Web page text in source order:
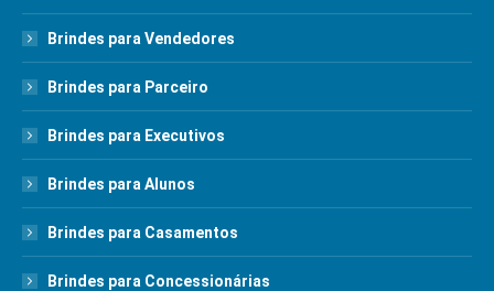
Brindes para Vendedores
Brindes para Parceiro
Brindes para Executivos
Brindes para Alunos
Brindes para Casamentos
Brindes para Concessionárias